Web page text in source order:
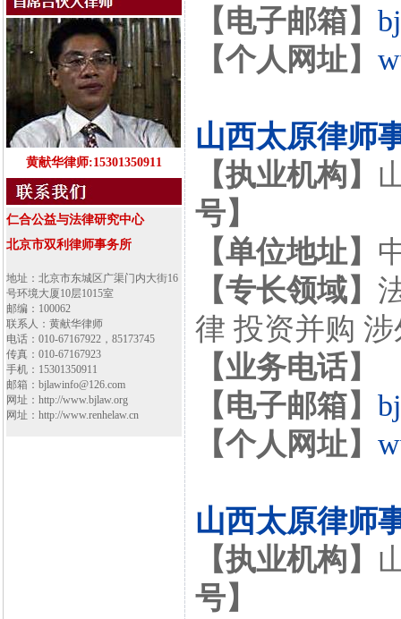
黄献华律师:15301350911
仁合公益与法律研究中心
北京市双利律师事务所
地址：北京市东城区广渠门内大街16
号环境大厦10层1015室
邮编：100062
联系人：黄献华律师
电话：010-67167922，85173745
传真：010-67167923
手机：15301350911
邮箱：bjlawinfo@126.com
网址：http://www.bjlaw.org
网址：http://www.renhelaw.cn
【电子邮箱】
【个人网址】
山西太原律师
【执业机构】
号】
【单位地址】
【专长领域】
律 投资并购
【业务电话】
【电子邮箱】
【个人网址】
山西太原律师
【执业机构】
号】